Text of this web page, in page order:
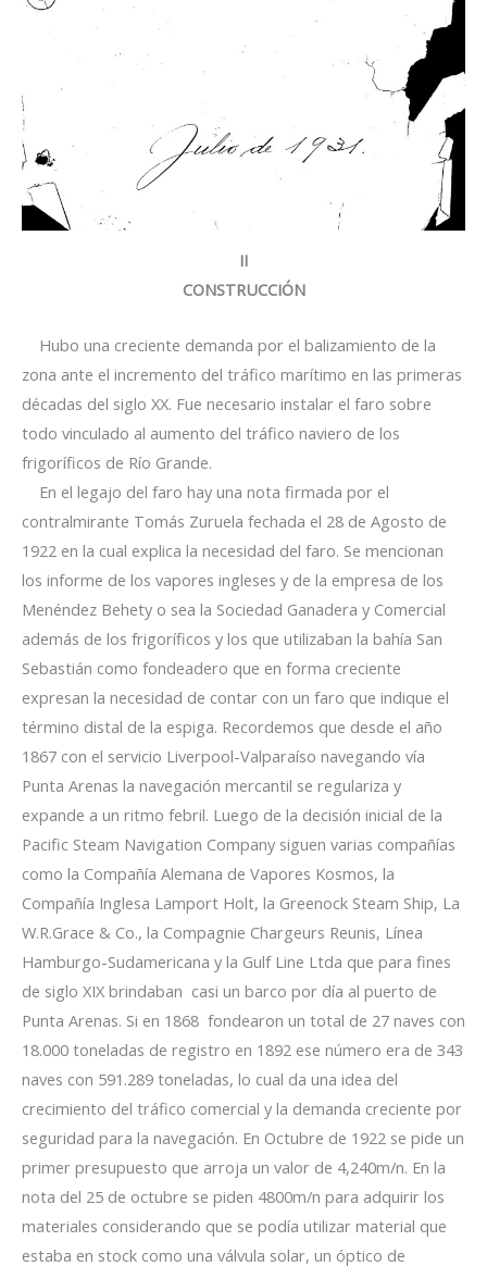
II
CONSTRUCCIÓN
Hubo una creciente demanda por el balizamiento de la
zona ante el incremento del tráfico marítimo en las primeras
décadas del siglo XX. Fue necesario instalar el faro sobre
todo vinculado al aumento del tráfico naviero de los
frigoríficos de Río Grande.
En el legajo del faro hay una nota firmada por el
contralmirante Tomás Zuruela fechada el 28 de Agosto de
1922 en la cual explica la necesidad del faro. Se mencionan
los informe de los vapores ingleses y de la empresa de los
Menéndez Behety o sea la Sociedad Ganadera y Comercial
además de los frigoríficos y los que utilizaban la bahía San
Sebastián como fondeadero que en forma creciente
expresan la necesidad de contar con un faro que indique el
término distal de la espiga. Recordemos que desde el año
1867 con el servicio Liverpool-Valparaíso navegando vía
Punta Arenas la navegación mercantil se regulariza y
expande a un ritmo febril. Luego de la decisión inicial de la
Pacific Steam Navigation Company siguen varias compañías
como la Compañía Alemana de Vapores Kosmos, la
Compañía Inglesa Lamport Holt, la Greenock Steam Ship, La
W.R.Grace & Co., la Compagnie Chargeurs Reunis, Línea
Hamburgo-Sudamericana y la Gulf Line Ltda que para fines
de siglo XIX brindaban casi un barco por día al puerto de
Punta Arenas. Si en 1868 fondearon un total de 27 naves con
18.000 toneladas de registro en 1892 ese número era de 343
naves con 591.289 toneladas, lo cual da una idea del
crecimiento del tráfico comercial y la demanda creciente por
seguridad para la navegación. En Octubre de 1922 se pide un
primer presupuesto que arroja un valor de 4,240m/n. En la
nota del 25 de octubre se piden 4800m/n para adquirir los
materiales considerando que se podía utilizar material que
estaba en stock como una válvula solar, un óptico de